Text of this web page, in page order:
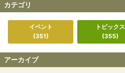
カテゴリ
イベント
(351)
トピックス
(355)
アーカイブ